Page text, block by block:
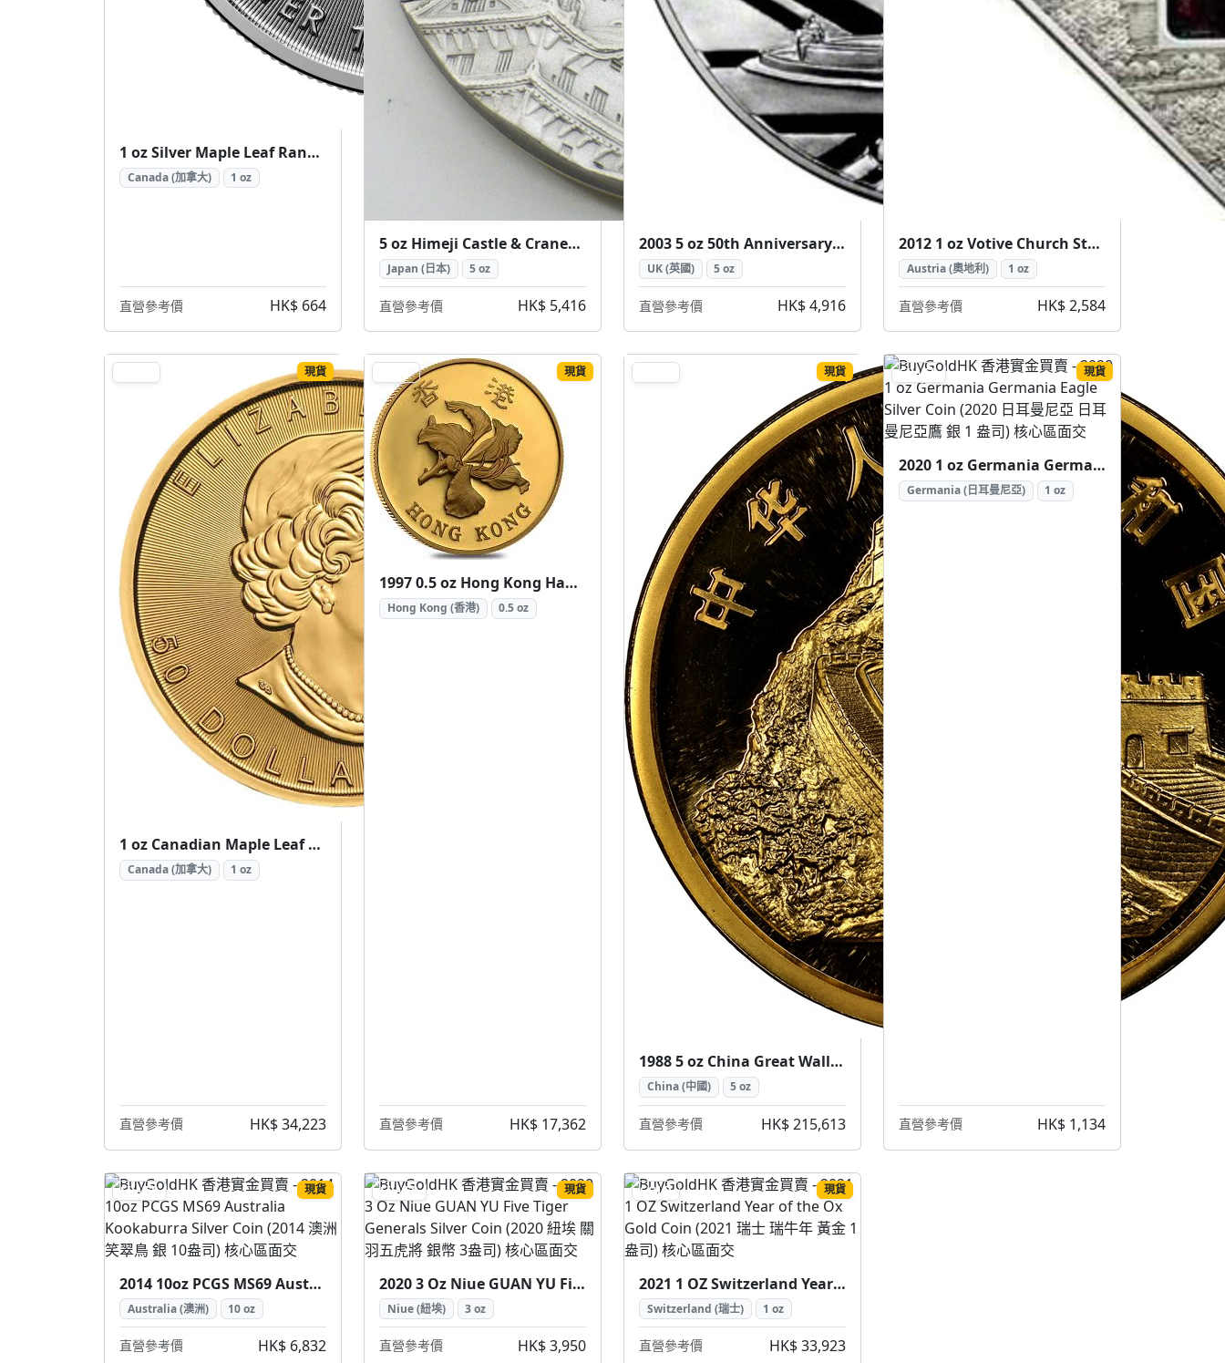
1 oz Silver Maple Leaf Random Year ( 加拿大楓葉銀幣 1盎司隨機年份)
Canada (加拿大) 1 oz
直營參考價 HK$ 664
5 oz Himeji Castle & Cranes Silver Coin ( 姬路城仙鶴 5盎司 銀幣)
Japan (日本) 5 oz
直營參考價 HK$ 5,416
2003 5 oz 50th Anniversary of Coronation 5 Crowns Silver Coin (2003 女王加冕50週年 5皇冠 5盎司 銀幣)
UK (英國) 5 oz
直營參考價 HK$ 4,916
2012 1 oz Votive Church Stained Glass Silver Coin (2012 維也納感恩教堂 彩繪玻璃銀幣 1盎司)
Austria (奧地利) 1 oz
直營參考價 HK$ 2,584
現貨
1 oz Canadian Maple Leaf Gold Coin Random Year ( 加拿大楓葉金幣 1盎司隨機年份)
Canada (加拿大) 1 oz
直營參考價 HK$ 34,223
GOLD 現貨
1997 0.5 oz Hong Kong Handover Gold Coin (1997 香港回歸紀念金幣 0.5盎司)
Hong Kong (香港) 0.5 oz
直營參考價 HK$ 17,362
現貨
1988 5 oz China Great Wall & Dragon Gold Coin (1988 中國長城龍金幣 5盎司)
China (中國) 5 oz
直營參考價 HK$ 215,613
SILVER 現貨
2020 1 oz Germania Germania Eagle Silver Coin (2020 日耳曼尼亞 日耳曼尼亞鷹 銀 1 盎司)
Germania (日耳曼尼亞) 1 oz
直營參考價 HK$ 1,134
SILVER 現貨
2014 10oz PCGS MS69 Australia Kookaburra Silver Coin (2014 澳洲 笑翠鳥 銀 10盎司)
Australia (澳洲) 10 oz
直營參考價 HK$ 6,832
SILVER 現貨
2020 3 Oz Niue GUAN YU Five Tiger Generals Silver Coin (2020 紐埃 關羽五虎將 銀幣 3盎司)
Niue (紐埃) 3 oz
直營參考價 HK$ 3,950
GOLD 現貨
2021 1 OZ Switzerland Year of the Ox Gold Coin (2021 瑞士 瑞牛年 黃金 1盎司)
Switzerland (瑞士) 1 oz
直營參考價 HK$ 33,923